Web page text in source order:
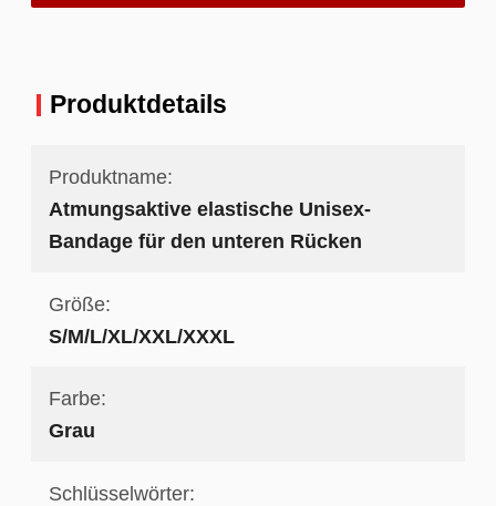
Produktdetails
Produktname:
Atmungsaktive elastische Unisex-
Bandage für den unteren Rücken
Größe:
S/M/L/XL/XXL/XXXL
Farbe:
Grau
Schlüsselwörter: